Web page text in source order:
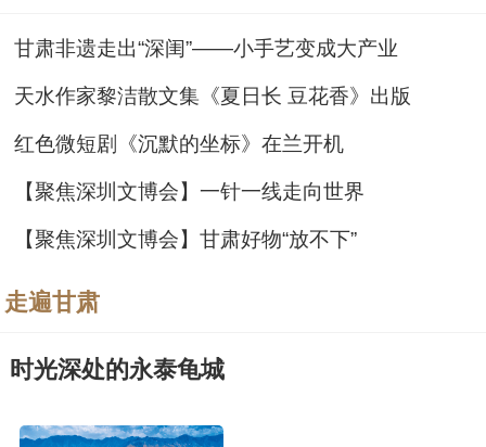
甘肃非遗走出“深闺”——小手艺变成大产业
天水作家黎洁散文集《夏日长 豆花香》出版
红色微短剧《沉默的坐标》在兰开机
【聚焦深圳文博会】一针一线走向世界
【聚焦深圳文博会】甘肃好物“放不下”
走遍甘肃
时光深处的永泰龟城